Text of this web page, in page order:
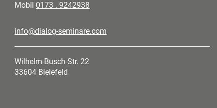
Mobil 0173 . 9242938
info@dialog-seminare.com
Wilhelm-Busch-Str. 22
33604 Bielefeld